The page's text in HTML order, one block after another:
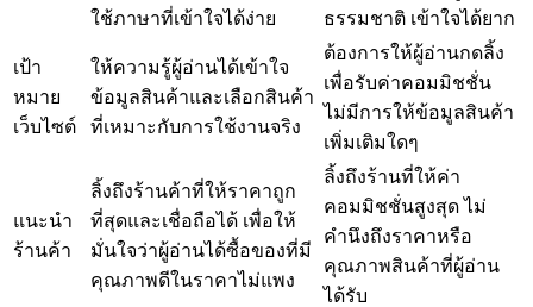
ใช้ภาษาที่เข้าใจได้ง่าย
ธรรมชาติ เข้าใจได้ยาก
เป้า
หมาย
เว็บไซต์
ให้ความรู้ผู้อ่านได้เข้าใจ
ข้อมูลสินค้าและเลือกสินค้า
ที่เหมาะกับการใช้งานจริง
ต้องการให้ผู้อ่านกดลิ้ง
เพื่อรับค่าคอมมิชชั่น
ไม่มีการให้ข้อมูลสินค้า
เพิ่มเติมใดๆ
แนะนำ
ร้านค้า
ลิ้งถึงร้านค้าที่ให้ราคาถูก
ที่สุดและเชื่อถือได้ เพื่อให้
มั่นใจว่าผู้อ่านได้ซื้อของที่มี
คุณภาพดีในราคาไม่แพง
ลิ้งถึงร้านที่ให้ค่า
คอมมิชชั่นสูงสุด ไม่
คำนึงถึงราคาหรือ
คุณภาพสินค้าที่ผู้อ่าน
ได้รับ